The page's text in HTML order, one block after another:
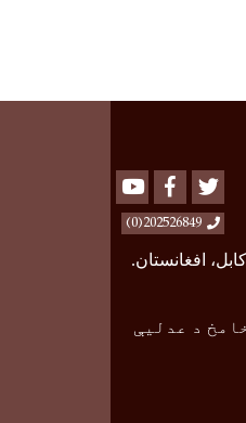
Youtube Facebook
202526849(0)
افغانستان.
د عدلیې